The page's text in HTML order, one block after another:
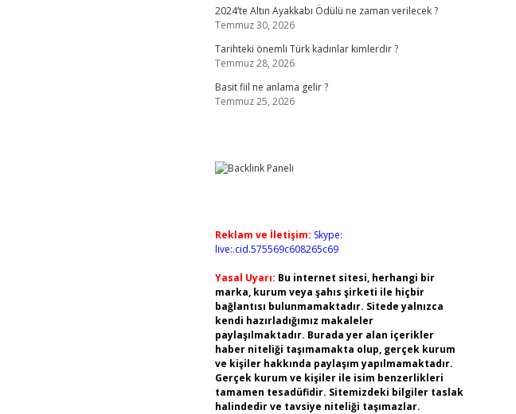
2024’te Altın Ayakkabı Ödülü ne zaman verilecek ?
Temmuz 30, 2026
Tarihteki önemli Türk kadınlar kimlerdir ?
Temmuz 28, 2026
Basit fiil ne anlama gelir ?
Temmuz 25, 2026
Reklam ve İletişim: Skype:
live:.cid.575569c608265c69
Yasal Uyarı: Bu internet sitesi, herhangi bir
marka, kurum veya şahıs şirketi ile hiçbir
bağlantısı bulunmamaktadır. Sitede yalnızca
kendi hazırladığımız makaleler
paylaşılmaktadır. Burada yer alan içerikler
haber niteliği taşımamakta olup, gerçek kurum
ve kişiler hakkında paylaşım yapılmamaktadır.
Gerçek kurum ve kişiler ile isim benzerlikleri
tamamen tesadüfidir. Sitemizdeki bilgiler taslak
halindedir ve tavsiye niteliği taşımazlar.